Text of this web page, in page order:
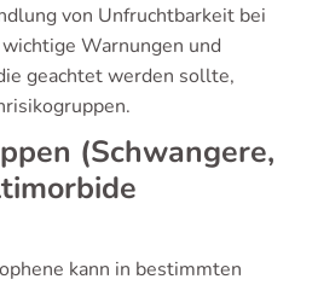
von Unfruchtbarkeit bei
Warnungen und
geachtet werden sollte,
(Schwangere,
kann in bestimmten